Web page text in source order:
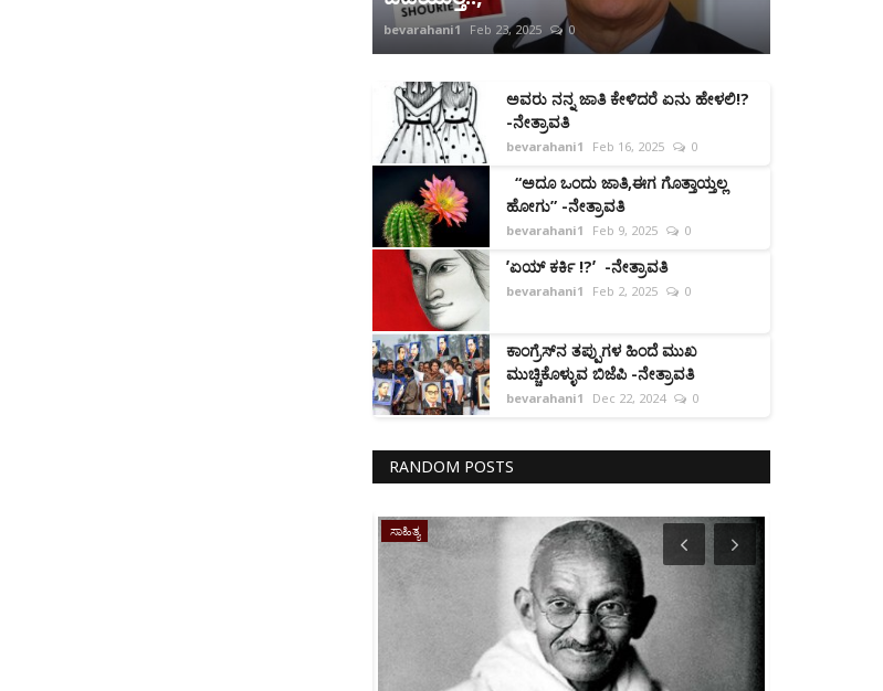
bevarahani1 Feb 23, 2025 0
ಅವರು ನನ್ನ ಜಾತಿ ಕೇಳಿದರೆ ಏನು ಹೇಳಲಿ!?
-ನೇತ್ರಾವತಿ
bevarahani1 Feb 16, 2025 0
“ಅದೂ ಒಂದು ಜಾತಿ,ಈಗ ಗೊತ್ತಾಯ್ತಲ್ಲ
ಹೋಗು” -ನೇತ್ರಾವತಿ
bevarahani1 Feb 9, 2025 0
ʼಏಯ್ ಕರ್ಕಿ !?ʼ -ನೇತ್ರಾವತಿ
bevarahani1 Feb 2, 2025 0
ಕಾಂಗ್ರೆಸ್‌ನ ತಪ್ಪುಗಳ ಹಿಂದೆ ಮುಖ
ಮುಚ್ಚಿಕೊಳ್ಳುವ ಬಿಜೆಪಿ -ನೇತ್ರಾವತಿ
bevarahani1 Dec 22, 2024 0
RANDOM POSTS
ಸಾಹಿತ್ಯ